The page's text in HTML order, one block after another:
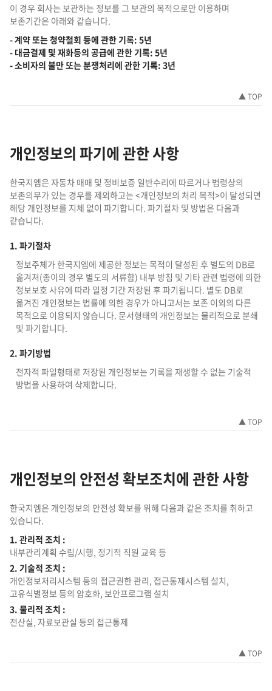
이 경우 회사는 보관하는 정보를 그 보관의 목적으로만 이용하며
보존기간은 아래와 같습니다.
- 계약 또는 청약철회 등에 관한 기록: 5년
- 대금결제 및 재화등의 공급에 관한 기록: 5년
- 소비자의 불만 또는 분쟁처리에 관한 기록: 3년
▲ TOP
개인정보의 파기에 관한 사항
한국지엠은 자동차 매매 및 정비보증 일반수리에 따르거나 법령상의
보존의무가 있는 경우를 제외하고는 <개인정보의 처리 목적>이 달성되면
해당 개인정보를 지체 없이 파기합니다. 파기절차 및 방법은 다음과
같습니다.
1. 파기절차
정보주체가 한국지엠에 제공한 정보는 목적이 달성된 후 별도의 DB로
옮겨져(종이의 경우 별도의 서류함) 내부 방침 및 기타 관련 법령에 의한
정보보호 사유에 따라 일정 기간 저장된 후 파기됩니다. 별도 DB로
옮겨진 개인정보는 법률에 의한 경우가 아니고서는 보존 이외의 다른
목적으로 이용되지 않습니다. 문서형태의 개인정보는 물리적으로 분쇄
및 파기합니다.
2. 파기방법
전자적 파일형태로 저장된 개인정보는 기록을 재생할 수 없는 기술적
방법을 사용하여 삭제합니다.
▲ TOP
개인정보의 안전성 확보조치에 관한 사항
한국지엠은 개인정보의 안전성 확보를 위해 다음과 같은 조치를 취하고
있습니다.
1. 관리적 조치 :
내부관리계획 수립/시행, 정기적 직원 교육 등
2. 기술적 조치 :
개인정보처리시스템 등의 접근권한 관리, 접근통제시스템 설치,
고유식별정보 등의 암호화, 보안프로그램 설치
3. 물리적 조치 :
전산실, 자료보관실 등의 접근통제
▲ TOP